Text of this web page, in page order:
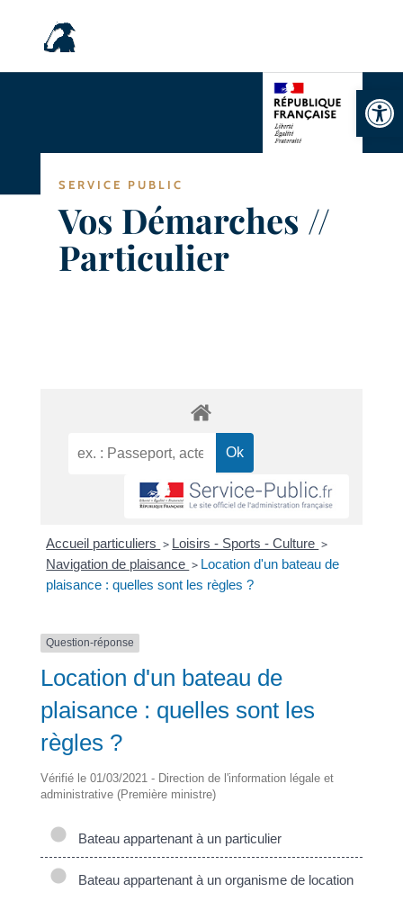
SERVICE PUBLIC
Vos Démarches //
Particulier
Accueil particuliers > Loisirs - Sports - Culture >
Navigation de plaisance > Location d'un bateau de
plaisance : quelles sont les règles ?
Question-réponse
Location d'un bateau de
plaisance : quelles sont les
règles ?
Vérifié le 01/03/2021 - Direction de l'information légale et
administrative (Première ministre)
Bateau appartenant à un particulier
Bateau appartenant à un organisme de location
Ouvrir